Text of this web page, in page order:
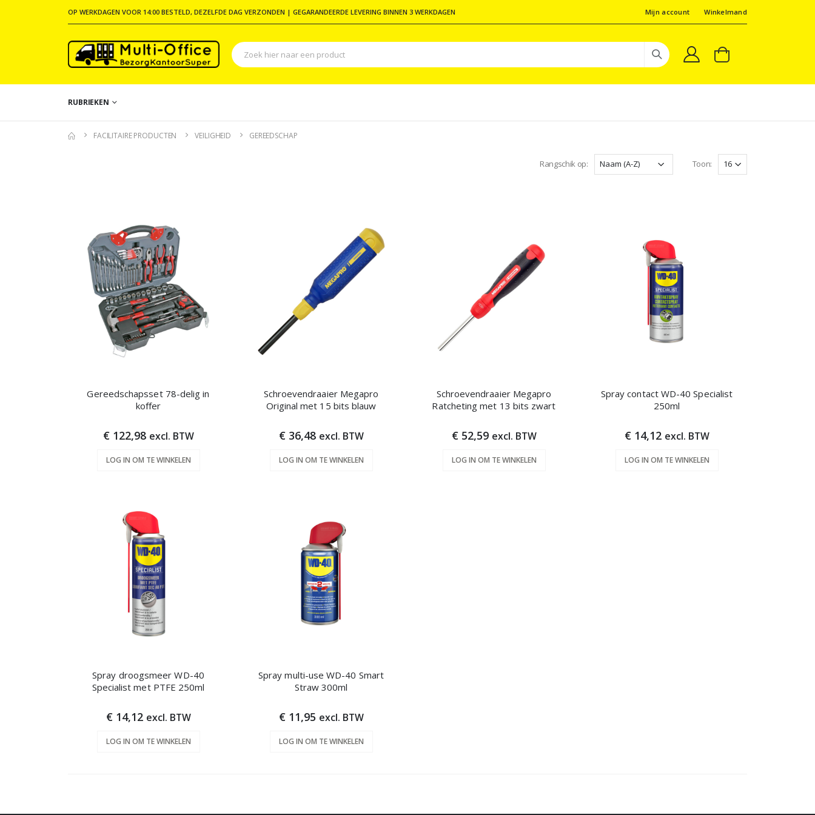
OP WERKDAGEN VOOR 14:00 BESTELD, DEZELFDE DAG VERZONDEN | GEGARANDEERDE LEVERING BINNEN 3 WERKDAGEN Mijn account Winkelmand
RUBRIEKEN
FACILITAIRE PRODUCTEN VEILIGHEID GEREEDSCHAP
Rangschik op: Toon:
Gereedschapsset 78-delig in
koffer
€ 122,98 excl. BTW
LOG IN OM TE WINKELEN
Schroevendraaier Megapro
Original met 15 bits blauw
€ 36,48 excl. BTW
LOG IN OM TE WINKELEN
Schroevendraaier Megapro
Ratcheting met 13 bits zwart
€ 52,59 excl. BTW
LOG IN OM TE WINKELEN
Spray contact WD-40 Specialist
250ml
€ 14,12 excl. BTW
LOG IN OM TE WINKELEN
Spray droogsmeer WD-40
Specialist met PTFE 250ml
€ 14,12 excl. BTW
LOG IN OM TE WINKELEN
Spray multi-use WD-40 Smart
Straw 300ml
€ 11,95 excl. BTW
LOG IN OM TE WINKELEN